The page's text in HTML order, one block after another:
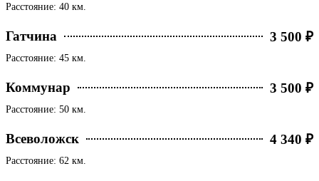
Расстояние: 40 км.
Гатчина 3 500 ₽
Расстояние: 45 км.
Коммунар 3 500 ₽
Расстояние: 50 км.
Всеволожск 4 340 ₽
Расстояние: 62 км.